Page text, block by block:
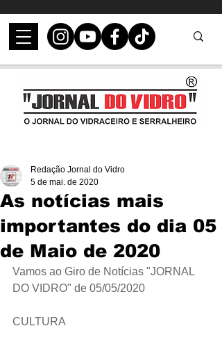
As notícias mais
importantes do dia 05
de Maio de 2020
Redação Jornal do Vidro
5 de mai. de 2020
Vamos ao Giro de Notícias "JORNAL
DO VIDRO" de 05/05/2020
CULTURA